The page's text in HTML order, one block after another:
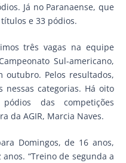
Já no Paranaense, que
e 33 pódios.
três vagas na equipe
Sul-americano,
outubro. Pelos resultados,
categorias. Há oito
das competições
da AGIR, Marcia Naves.
Domingos, de 16 anos,
“Treino de segunda a